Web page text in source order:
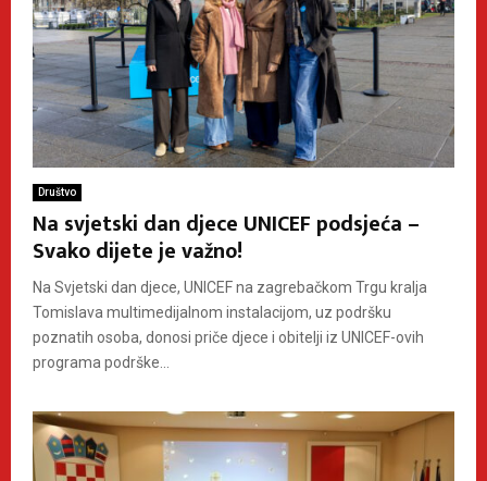
Društvo
Na svjetski dan djece UNICEF podsjeća –
Svako dijete je važno!
Na Svjetski dan djece, UNICEF na zagrebačkom Trgu kralja
Tomislava multimedijalnom instalacijom, uz podršku
poznatih osoba, donosi priče djece i obitelji iz UNICEF-ovih
programa podrške...